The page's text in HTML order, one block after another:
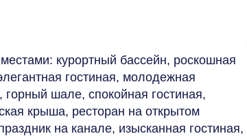
курортный бассейн, роскошная
гостиная, молодежная
шале, спокойная гостиная,
крыша, ресторан на открытом
на канале, изысканная гостиная,